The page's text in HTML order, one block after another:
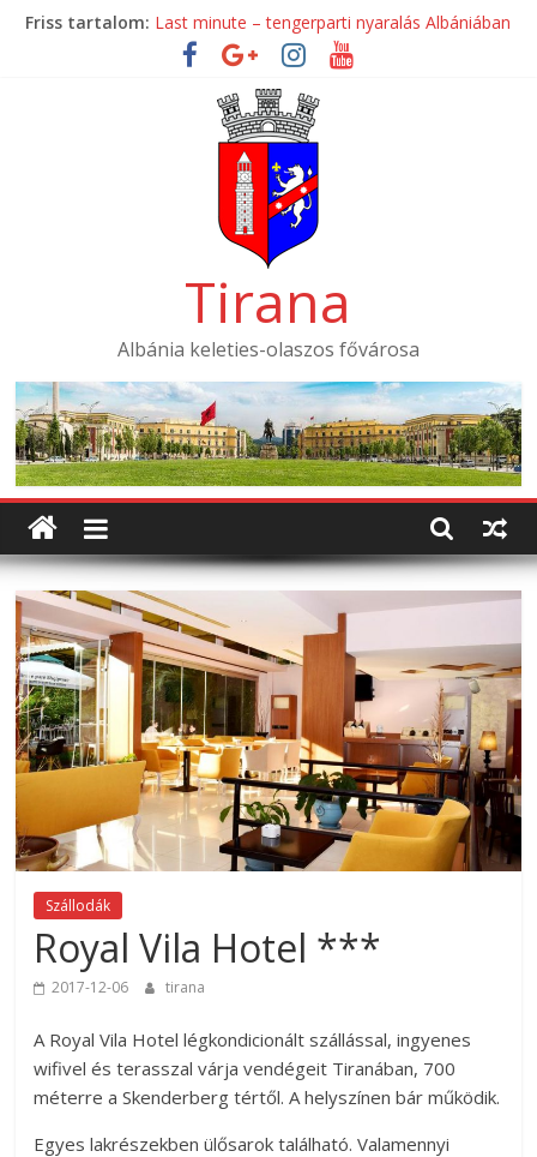
SkipFriss tartalom: Last minute – tengerparti nyaralás Albániában
Mondial Hotel ****
Mak Albania Hotel *****
La Bohème Hotel ****
Tirana International Hotel ****
Tirana
Albánia keleties-olaszos fővárosa
Szállodák
Royal Vila Hotel ***
2017-12-06 tirana
A Royal Vila Hotel légkondicionált szállással, ingyenes
wifivel és terasszal várja vendégeit Tiranában, 700
méterre a Skenderberg tértől. A helyszínen bár működik.
Egyes lakrészekben ülősarok található. Valamennyi